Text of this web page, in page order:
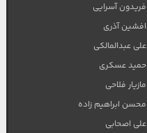
فریدون آسرایی
افشین آذری
علی عبدالمالکی
حمید عسکری
مازیار فلاحی
محسن ابراهیم زاده
علی اصحابی